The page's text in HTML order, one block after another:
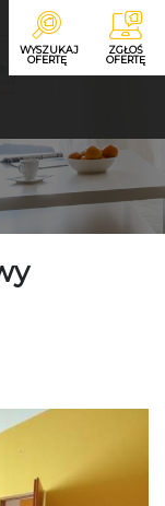
WYSZUKAJ
OFERTĘ
ZGŁOŚ
OFERTĘ